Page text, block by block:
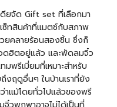
ยจัด Gift setที่เลือกมา
ซ็ทสินค้าที่แมตช์กับสภาพ
วยคลายร้อนสองชิ้น ซึ่งก็
ดฮิตอยู่แล้ว และพัดลมจิ๋ว
มพรีเมี่ยมที่เหมาะสำหรับ
งฤดูอื่นๆ ในบ้านเราที่ยัง
แม้โดยทั่วไปแล้วของพรี